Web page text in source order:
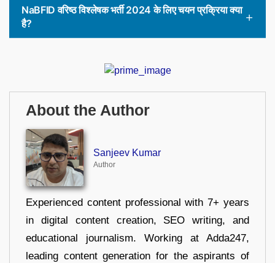
NaBFID वरिष्ठ विश्लेषक भर्ती 2024 के लिए चयन प्रक्रिया क्या
है?
About the Author
Sanjeev Kumar
Author
Experienced content professional with 7+ years
in digital content creation, SEO writing, and
educational journalism. Working at Adda247,
leading content generation for the aspirants of